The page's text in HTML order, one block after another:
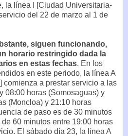
la línea I [Ciudad Universitaria-
del 22 de marzo al 1 de
siguen funcionando,
horario restringido dada la
en estas fechas. En los
en este periodo, la línea A
comienza a prestar servicio a las
08:00 horas (Somosaguas) y
(Moncloa) y 21:10 horas
de paso es de 30 minutos
60 minutos entre 19:00 horas
El sábado día 23, la línea A